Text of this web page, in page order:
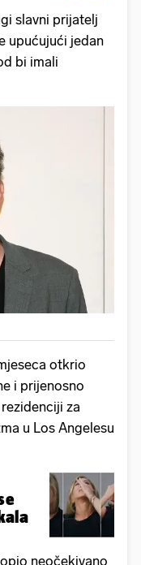
slavni prijatelj
upućujući jedan
bi imali
otkrio
i prijenosno
za
u Los Angelesu
neočekivano